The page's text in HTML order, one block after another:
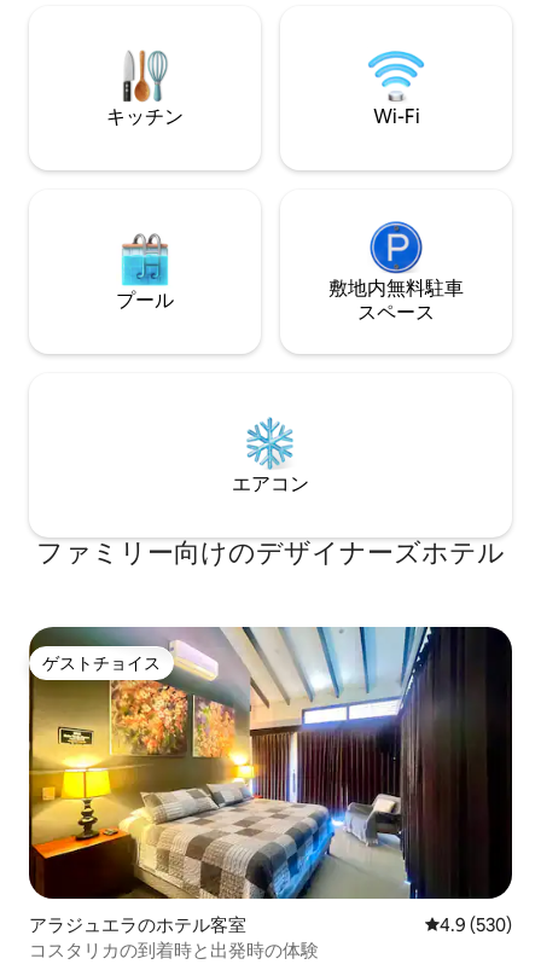
リゾートスタイルのアメニティには、プ
ール、ホットタブ、屋外キッチンが含ま
れます。お一人でのご予約、またはグル
ープ向けに2ベッドルームまたは3ベッド
約ください。
キッチン Wi-Fi
プール
敷地内無料駐⁠車
ス⁠ペ⁠ー⁠ス
エアコン
ファミリー向⁠け⁠のデ⁠ザ⁠イ⁠ナ⁠ー⁠ズホ⁠テ⁠ル
ゲストチョイス
ゲストチョイス
アラジュエラのホテル客室 レビュー530
4.9 (530)
コスタリカの到着時と出発時の体験